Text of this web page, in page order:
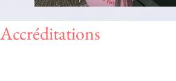
Accréditations